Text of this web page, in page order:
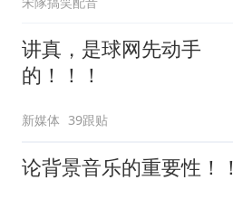
讲真，是球网先动手
的！！！
新媒体 39跟贴
论背景音乐的重要性！！